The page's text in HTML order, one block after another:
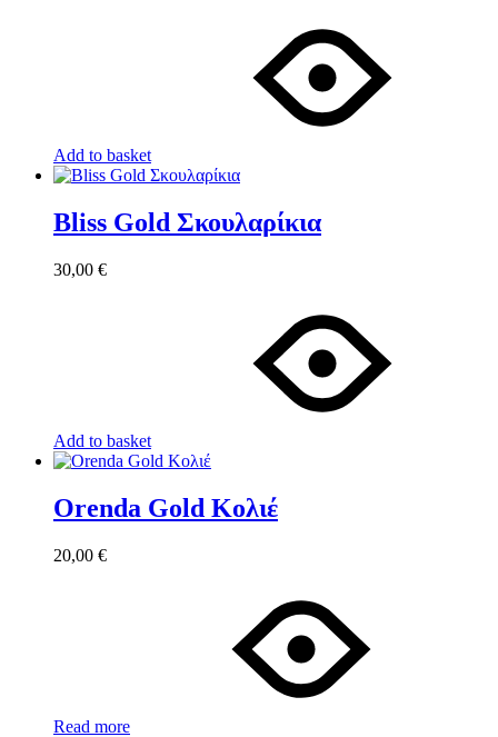
Add to basket
Bliss Gold Σκουλαρίκια
30,00 €
Add to basket
Orenda Gold Κολιέ
20,00 €
Read more